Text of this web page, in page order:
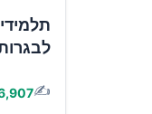
✍️